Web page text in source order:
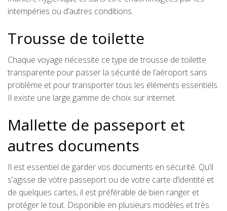
intempéries ou d’autres conditions.
Trousse de toilette
Chaque voyage nécessite ce type de trousse de toilette
transparente pour passer la sécurité de l’aéroport sans
problème et pour transporter tous les éléments essentiels.
Il existe une large gamme de choix sur internet.
Mallette de passeport et
autres documents
Il est essentiel de garder vos documents en sécurité. Qu’il
s’agisse de votre passeport ou de votre carte d’identité et
de quelques cartes, il est préférable de bien ranger et
protéger le tout. Disponible en plusieurs modèles et très